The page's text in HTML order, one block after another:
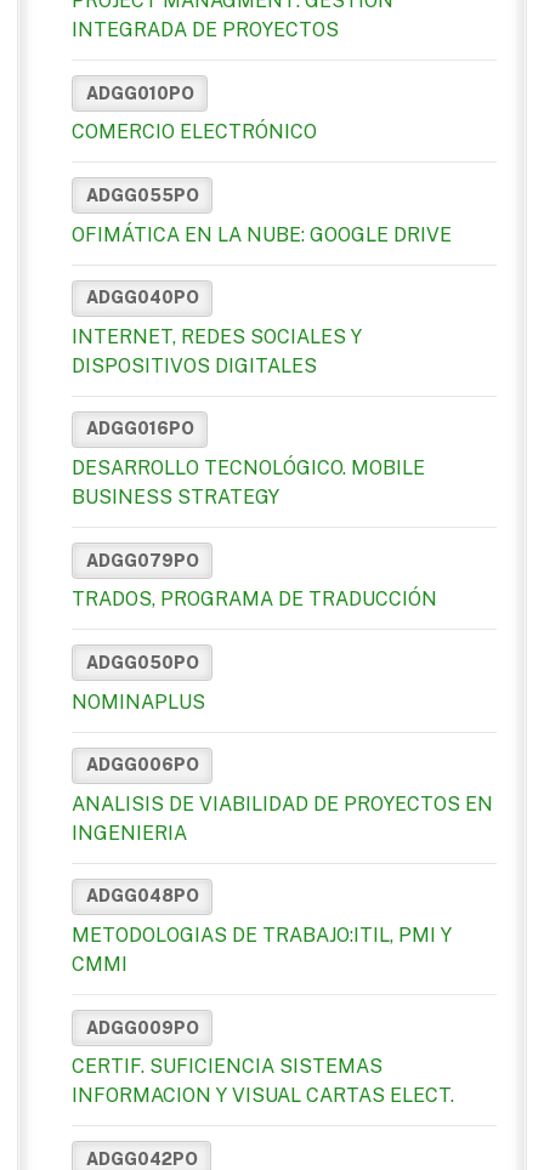
INTEGRADA DE PROYECTOS
ADGG010PO
COMERCIO ELECTRÓNICO
ADGG055PO
OFIMÁTICA EN LA NUBE: GOOGLE DRIVE
ADGG040PO
INTERNET, REDES SOCIALES Y
DISPOSITIVOS DIGITALES
ADGG016PO
DESARROLLO TECNOLÓGICO. MOBILE
BUSINESS STRATEGY
ADGG079PO
TRADOS, PROGRAMA DE TRADUCCIÓN
ADGG050PO
NOMINAPLUS
ADGG006PO
ANALISIS DE VIABILIDAD DE PROYECTOS EN
INGENIERIA
ADGG048PO
METODOLOGIAS DE TRABAJO:ITIL, PMI Y
CMMI
ADGG009PO
CERTIF. SUFICIENCIA SISTEMAS
INFORMACION Y VISUAL CARTAS ELECT.
ADGG042PO